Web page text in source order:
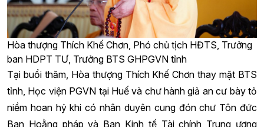
Hòa thượng Thích Khế Chơn, Phó chủ tịch HĐTS, Trưởng
ban HDPT TƯ, Trưởng BTS GHPGVN tỉnh
Tại buổi thăm, Hòa thượng Thích Khế Chơn thay mặt BTS
tỉnh, Học viện PGVN tại Huế và chư hành giả an cư bày tỏ
niềm hoan hỷ khi có nhân duyên cung đón chư Tôn đức
Ban Hoằng pháp và Ban Kinh tế Tài chính Trung ương